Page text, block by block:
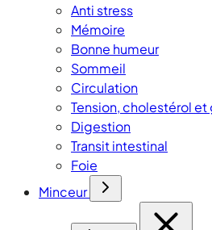
Anti stress
Mémoire
Bonne humeur
Sommeil
Circulation
Tension, cholestérol
Digestion
Transit intestinal
Foie
Minceur